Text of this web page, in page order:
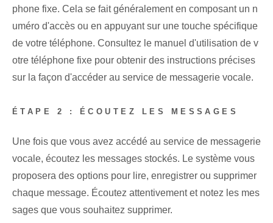
phone fixe. Cela se fait généralement en composant un n
uméro d'accès ou en appuyant sur une touche spécifique
de votre téléphone. Consultez le manuel d'utilisation de v
otre téléphone fixe pour obtenir des instructions précises
sur la façon d'accéder au service de messagerie vocale.
ÉTAPE 2 : ÉCOUTEZ LES MESSAGES
Une fois que vous avez accédé au service de messagerie
vocale, écoutez les messages stockés. Le système vous
proposera des options pour lire, enregistrer ou supprimer
chaque message. Écoutez attentivement et notez les mes
sages que vous souhaitez supprimer.